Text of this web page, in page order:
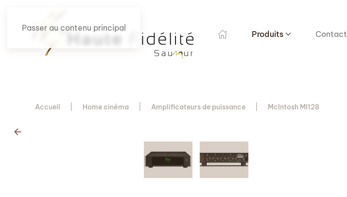
Passer au contenu principal
Produits Contact
Accueil Home cinéma Amplificateurs de puissance McIntosh MI128